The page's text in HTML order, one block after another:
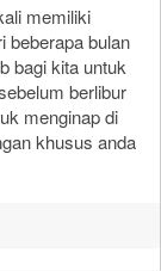
memiliki
beberapa bulan
bagi kita untuk
berlibur
menginap di
khusus anda